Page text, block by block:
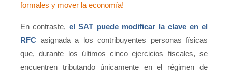
formales y mover la economía!
En contraste, el SAT puede modificar la clave en el
RFC asignada a los contribuyentes personas físicas
que, durante los últimos cinco ejercicios fiscales, se
encuentren tributando únicamente en el régimen de